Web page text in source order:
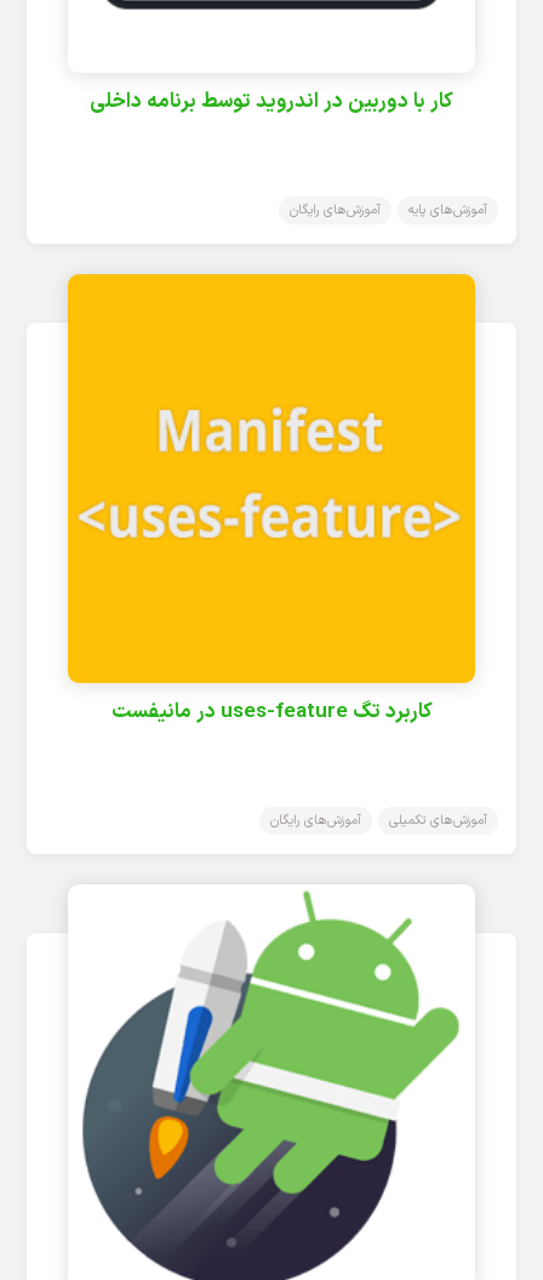
کار با دوربین در اندروید توسط برنامه داخلی
آموزش‌های پایه آموزش‌های رایگان
کاربرد تگ uses-feature در مانیفست
آموزش‌های تکمیلی آموزش‌های رایگان